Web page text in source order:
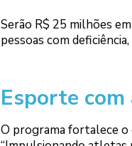
Serão R$ 25 milhões
pessoas com
Esporte com
O programa fortalece o